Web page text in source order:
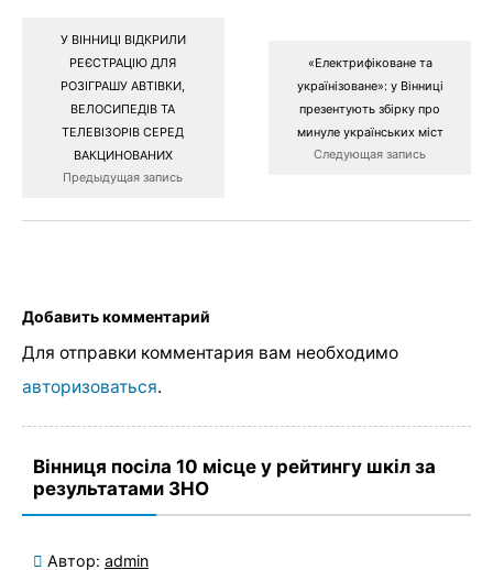
У ВІННИЦІ ВІДКРИЛИ
РЕЄСТРАЦІЮ ДЛЯ
РОЗІГРАШУ АВТІВКИ,
ВЕЛОСИПЕДІВ ТА
ТЕЛЕВІЗОРІВ СЕРЕД
ВАКЦИНОВАНИХ
Предыдущая запись
«Електрифіковане та
українізоване»: у Вінниці
презентують збірку про
минуле українських міст
Следующая запись
Добавить комментарий
Для отправки комментария вам необходимо
авторизоваться.
Вінниця посіла 10 місце у рейтингу шкіл за
результатами ЗНО
Автор: admin